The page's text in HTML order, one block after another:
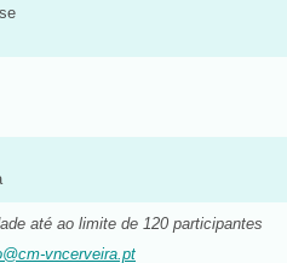
até ao limite de 120 participantes
vncerveira.pt